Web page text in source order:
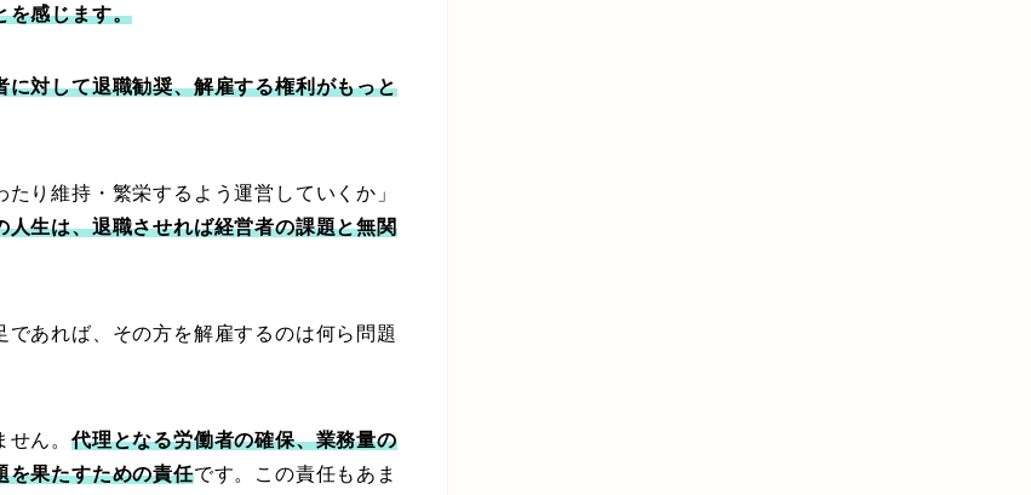
を感じます。
に対して退職勧奨、解雇する権利がもっと
り維持・繁栄するよう運営していくか」
人生は、退職させれば経営者の課題と無関
あれば、その方を解雇するのは何ら問題
せん。代理となる労働者の確保、業務量の
を果たすための責任です。この責任もあま